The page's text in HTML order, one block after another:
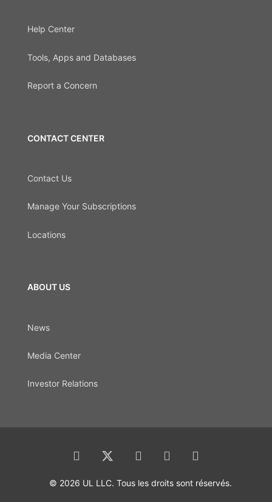
Help Center
Tools, Apps and Databases
Report a Concern
CONTACT CENTER
Contact Us
Manage Your Subscriptions
Locations
ABOUT US
News
Media Center
Investor Relations
© 2026 UL LLC. Tous les droits sont réservés.